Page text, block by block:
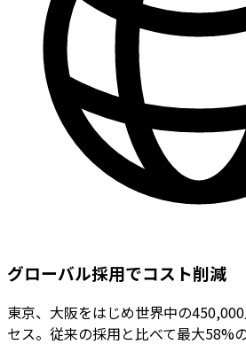
グローバル採用でコスト削減
東京、大阪をはじめ世界中の
セス。従来の採用と比べて最大58%